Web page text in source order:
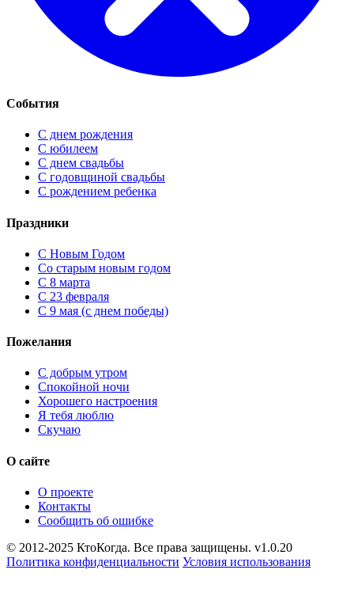
События
С днем рождения
С юбилеем
С днем свадьбы
С годовщиной свадьбы
С рождением ребенка
Праздники
C Новым Годом
Cо старым новым годом
С 8 марта
С 23 февраля
С 9 мая (с днем победы)
Пожелания
С добрым утром
Спокойной ночи
Хорошего настроения
Я тебя люблю
Скучаю
О сайте
О проекте
Контакты
Сообщить об ошибке
© 2012-2025 КтоКогда. Все права защищены. v1.0.20
Политика конфиденциальности Условия использования